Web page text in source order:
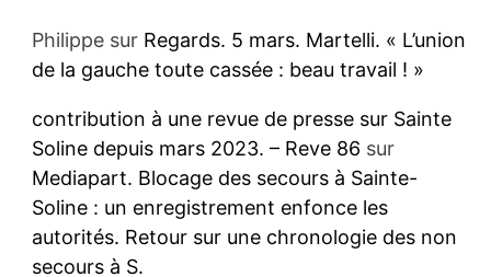
Philippesur Regards. 5 mars. Martelli. « L’union
de la gauche toute cassée : beau travail ! »
contribution à une revue de presse sur Sainte
Soline depuis mars 2023. – Reve 86 sur
Mediapart. Blocage des secours à Sainte-
Soline : un enregistrement enfonce les
autorités. Retour sur une chronologie des non
secours à S.